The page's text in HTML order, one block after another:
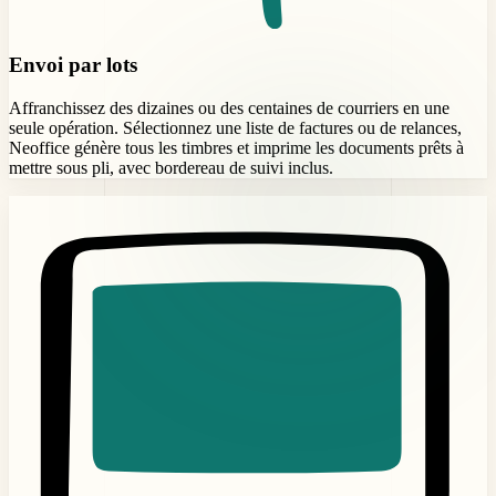
Envoi par lots
Affranchissez des dizaines ou des centaines de courriers en une
seule opération. Sélectionnez une liste de factures ou de relances,
Neoffice génère tous les timbres et imprime les documents prêts à
mettre sous pli, avec bordereau de suivi inclus.